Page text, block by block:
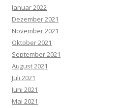
Januar 2022
Dezember 2021
November 2021
Oktober 2021
September 2021
August 2021
Juli 2021
Juni 2021
Mai 2021